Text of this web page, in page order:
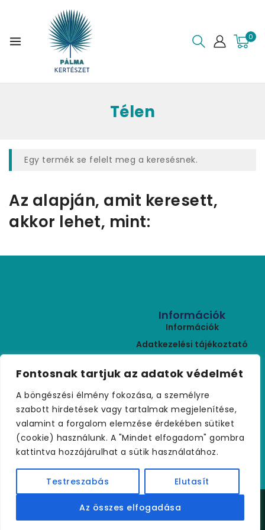
Fontosnak tartjuk az adatok védelmét
A böngészési élmény fokozása, a személyre
szabott hirdetések vagy tartalmak megjelenítése,
valamint a forgalom elemzése érdekében sütiket
(cookie) használunk. A "Mindet elfogadom" gombra
kattintva hozzájárulhat a sütik használatához.
Testreszabás Elutasít
Az összes elfogadása
0
Télen
Egy termék se felelt meg a keresésnek.
Az alapján, amit keresett,
akkor lehet, mint:
Kapcsolat
+36 (30) 459 9970
palmakerteszet@gmail.com
Információk
Információk
Adatkezelési tájékoztató
Rólunk
Szállítási feltételek
Visszaküldés
Kapcsolat
Copyright © 2021 palmakerteszet.hu – Minden jog
fenntartva.